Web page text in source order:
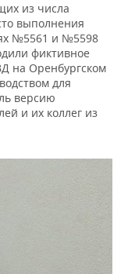
из числа
выполнения
№5561 и №5598
фиктивное
на Оренбургском
для
версию
и их коллег из